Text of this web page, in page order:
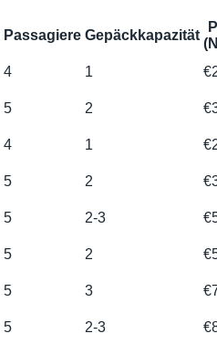
Passagiere Gepäckkapazität
4 1
5 2
4 1
5 2
5 2-3
5 2
5 3
5 2-3